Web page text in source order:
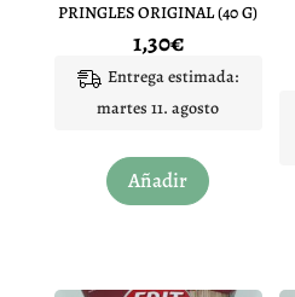
PRINGLES ORIGINAL (40 G)
1,30€
Entrega estimada:
martes 11. agosto
Añadir